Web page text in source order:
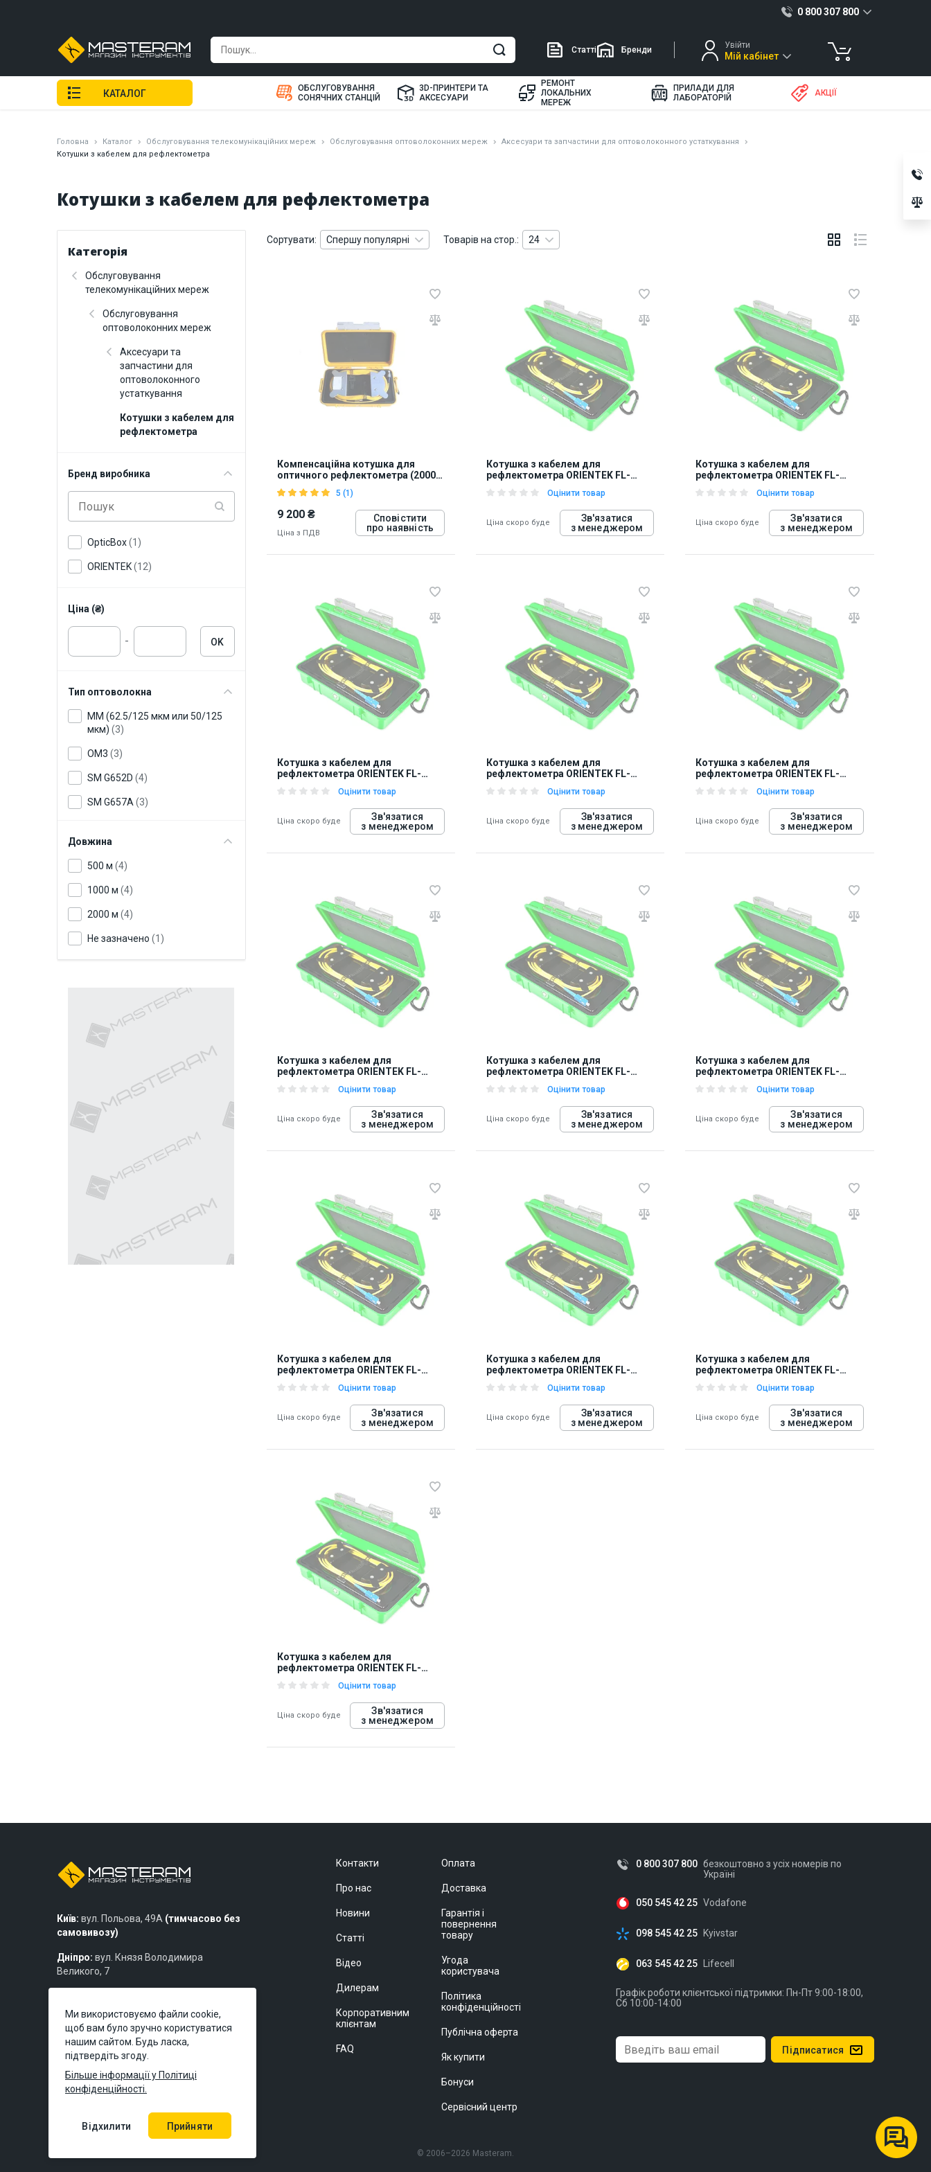
Котушки з кабелем для рефлектометра
Головна Каталог Обслуговування телекомунікаційних мереж Обслуговування оптоволоконних мереж
Аксесуари та запчастини для оптоволоконного устаткування
Котушки з кабелем для рефлектометра
Сортувати: Спершу популярні Товарів на стор.: 24
Компенсаційна котушка для
оптичного рефлектометра (2000
м)
5 (1)
9 200 ₴
Ціна з ПДВ
Сповістити
про наявність
Котушка з кабелем для
рефлектометра ORIENTEK FL-
OTDR-BOX-SM05
Оцінити товар
Ціна скоро буде
Зв'язатися
з менеджером
Котушка з кабелем для
рефлектометра ORIENTEK FL-
OTDR-BOX-SM10
Оцінити товар
Ціна скоро буде
Зв'язатися
з менеджером
Котушка з кабелем для
рефлектометра ORIENTEK FL-
Оцінити товар
Ціна скоро буде
Зв'язатися
з менеджером
Котушка з кабелем для
рефлектометра ORIENTEK FL-
Оцінити товар
Ціна скоро буде
Зв'язатися
з менеджером
Котушка з кабелем для
рефлектометра ORIENTEK FL-
Оцінити товар
Ціна скоро буде
Зв'язатися
з менеджером
Котушка з кабелем для
рефлектометра ORIENTEK FL-
OTDR-BOX-MM20
Оцінити товар
Ціна скоро буде
Зв'язатися
з менеджером
Котушка з кабелем для
рефлектометра ORIENTEK FL-
OTDR-BOX-SM705
Оцінити товар
Ціна скоро буде
Зв'язатися
з менеджером
Котушка з кабелем для
рефлектометра ORIENTEK FL-
OTDR-BOX-SM710
Оцінити товар
Ціна скоро буде
Зв'язатися
з менеджером
Котушка з кабелем для
рефлектометра ORIENTEK FL-
Оцінити товар
Ціна скоро буде
Зв'язатися
з менеджером
Котушка з кабелем для
рефлектометра ORIENTEK FL-
Оцінити товар
Ціна скоро буде
Зв'язатися
з менеджером
Котушка з кабелем для
рефлектометра ORIENTEK FL-
Оцінити товар
Ціна скоро буде
Зв'язатися
з менеджером
Котушка з кабелем для
рефлектометра ORIENTEK FL-
OTDR-BOX-OM320
Оцінити товар
Ціна скоро буде
Зв'язатися
з менеджером
848312
Категорія
Обслуговування
телекомунікаційних мереж
Обслуговування
оптоволоконних мереж
Аксесуари та
запчастини для
оптоволоконного
устаткування
Котушки з кабелем для
рефлектометра
Бренд виробника
OpticBox(1)
ORIENTEK(12)
Ціна (₴)
- OK
Тип оптоволокна
MM (62.5/125 мкм или 50/125
мкм) (3)
OM3 (3)
SM G652D (4)
SM G657A (3)
Довжина
500 м (4)
1000 м (4)
2000 м (4)
Не зазначено (1)
0 800 307 800
Статті Бренди Увійти
Мій кабінет
КАТАЛОГ
ОБСЛУГОВУВАННЯ
СОНЯЧНИХ СТАНЦІЙ
3D-ПРИНТЕРИ ТА
АКСЕСУАРИ
РЕМОНТ
ЛОКАЛЬНИХ
МЕРЕЖ
ПРИЛАДИ ДЛЯ
ЛАБОРАТОРІЙ
АКЦІЇ
Київ: вул. Польова, 49А (тимчасово без
самовивозу)
Дніпро: вул. Князя Володимира
Великого, 7
219б
Контакти
Про нас
Новини
Статті
Відео
Дилерам
Корпоративним
клієнтам
FAQ
Оплата
Доставка
Гарантія і
повернення
товару
Угода
користувача
Політика
конфіденційності
Публічна оферта
Як купити
Бонуси
Сервісний центр
0 800 307 800 безкоштовно з усіх номерів по
Україні
050 545 42 25 Vodafone
098 545 42 25 Kyivstar
063 545 42 25 Lifecell
Графік роботи клієнтської підтримки: Пн-Пт 9:00-18:00,
Сб 10:00-14:00
Підписатися
© 2006–2026 Masteram.
Ми використовуємо файли cookie,
щоб вам було зручно користуватися
нашим сайтом. Будь ласка,
підтвердіть згоду.
Більше інформації у Політиці
конфіденційності.
Відхилити Прийняти